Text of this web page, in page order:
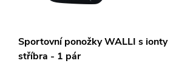
Sportovní ponožky WALLI s ionty
stříbra - 1 pár